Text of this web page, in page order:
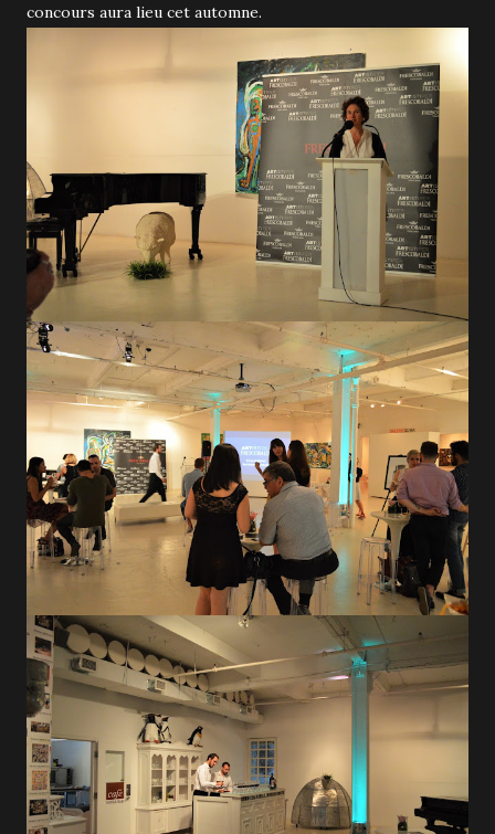
concours aura lieu cet automne.